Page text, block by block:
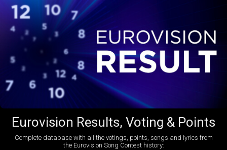
Eurovision Results, Voting & Points
Complete database with all the votings, points, songs and lyrics from
the Eurovision Song Contest history: